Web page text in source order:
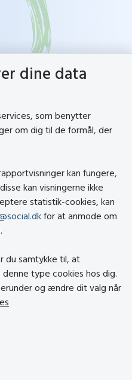
dine data
som benytter
om dig til de formål, der
kan fungere,
kan visningerne ikke
statistik-cookies, kan
for at anmode om
du samtykke til, at
type cookies hos dig.
og ændre dit valg når